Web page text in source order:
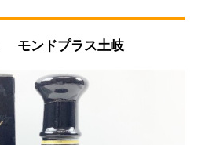
モンドプラス土岐